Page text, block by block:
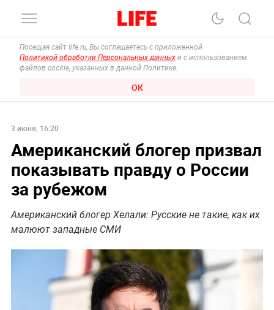
Посещая сайт life.ru, Вы соглашаетесь с приложенной
Политикой обработки Персональных данных и с использованием
файлов cookie, указанных в данной Политике.
ОК
3 июня, 16:20
Американский блогер призвал
показывать правду о России
за рубежом
Американский блогер Хелали: Русские не такие, как их
малюют западные СМИ